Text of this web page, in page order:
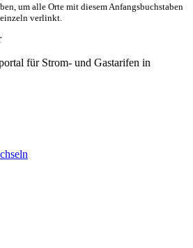
um alle Orte mit diesem Anfangsbuchstaben
verlinkt.
für Strom- und Gastarifen in